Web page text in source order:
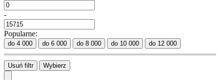
-
Popularne:
do 4 000 do 6 000 do 8 000 do 10 000 do 12 000
Usuń filtr Wybierz